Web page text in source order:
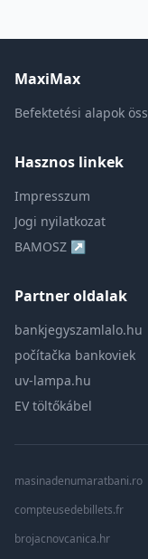
MaxiMax
Befektetési alapok
Hasznos linkek
Impresszum
Jogi nyilatkozat
BAMOSZ ↗
Partner oldalak
bankjegyszamlalo.hu
počítačka bankoviek
uv-lampa.hu
EV töltőkábel
masinadenumaratbani.ro
compteusedebillets.fr
brojacnovcanica.hr